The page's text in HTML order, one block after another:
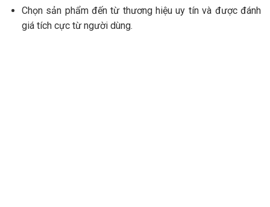
Chọn sản phẩm đến từ thương hiệu uy tín và được đánh
giá tích cực từ người dùng.